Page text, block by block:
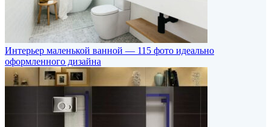
Интерьер маленькой ванной — 115 фото идеально
оформленного дизайна